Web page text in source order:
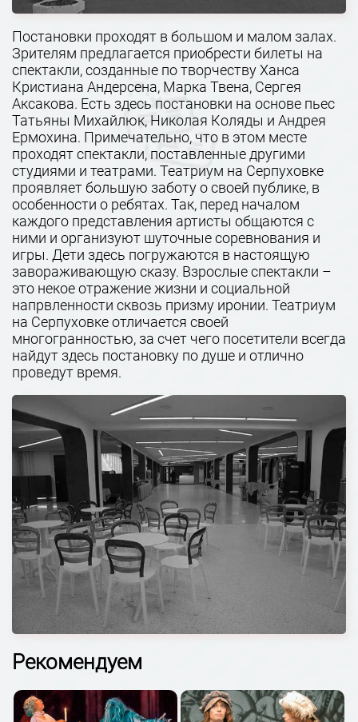
Постановки проходят в большом и малом залах.
Зрителям предлагается приобрести билеты на
спектакли, созданные по творчеству Ханса
Кристиана Андерсена, Марка Твена, Сергея
Аксакова. Есть здесь постановки на основе пьес
Татьяны Михайлюк, Николая Коляды и Андрея
Ермохина. Примечательно, что в этом месте
проходят спектакли, поставленные другими
студиями и театрами. Театриум на Серпуховке
проявляет большую заботу о своей публике, в
особенности о ребятах. Так, перед началом
каждого представления артисты общаются с
ними и организуют шуточные соревнования и
игры. Дети здесь погружаются в настоящую
завораживающую сказу. Взрослые спектакли –
это некое отражение жизни и социальной
напрвленности сквозь призму иронии. Театриум
на Серпуховке отличается своей
многогранностью, за счет чего посетители всегда
найдут здесь постановку по душе и отлично
проведут время.
Рекомендуем